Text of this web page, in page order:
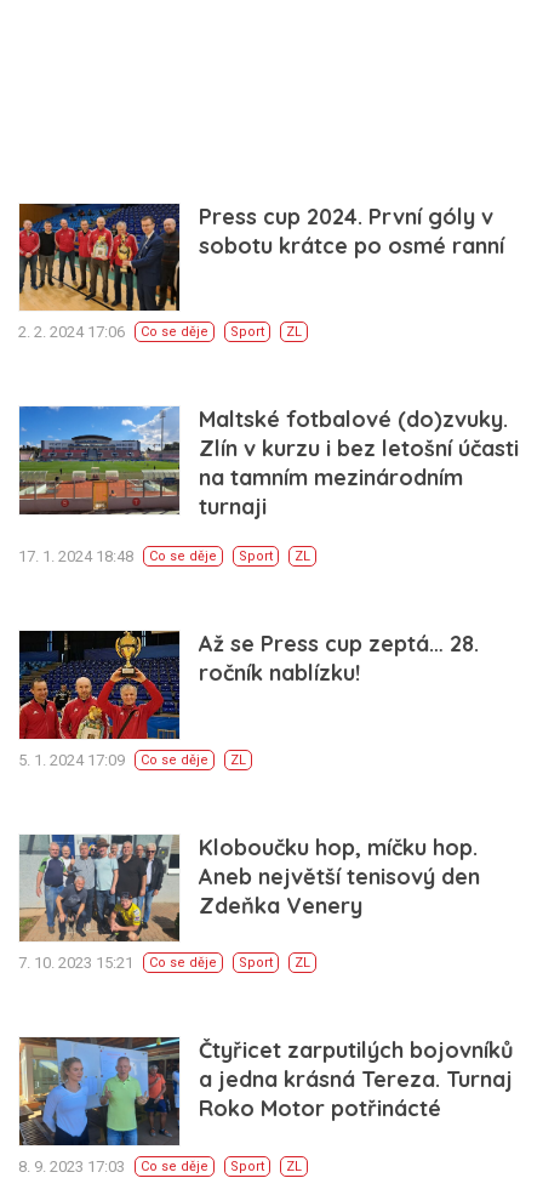
Press cup 2024. První góly v
sobotu krátce po osmé ranní
2. 2. 2024 17:06 Co se děje Sport ZL
Maltské fotbalové (do)zvuky.
Zlín v kurzu i bez letošní účasti
na tamním mezinárodním
turnaji
17. 1. 2024 18:48 Co se děje Sport ZL
Až se Press cup zeptá… 28.
ročník nablízku!
5. 1. 2024 17:09 Co se děje ZL
Kloboučku hop, míčku hop.
Aneb největší tenisový den
Zdeňka Venery
7. 10. 2023 15:21 Co se děje Sport ZL
Čtyřicet zarputilých bojovníků
a jedna krásná Tereza. Turnaj
Roko Motor potřinácté
8. 9. 2023 17:03 Co se děje Sport ZL